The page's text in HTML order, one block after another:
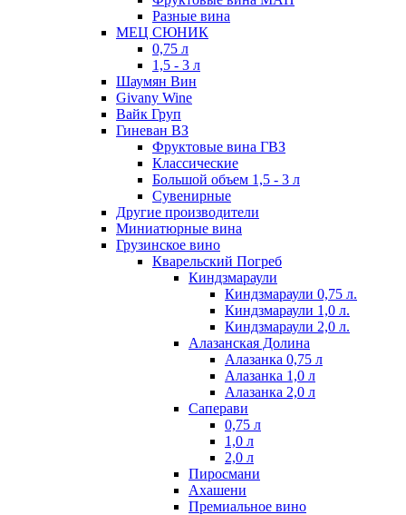
Разные вина
МЕЦ СЮНИК
0,75 л
1,5 - 3 л
Шаумян Вин
Givany Wine
Вайк Груп
Гиневан ВЗ
Фруктовые вина ГВЗ
Классические
Большой объем 1,5 - 3 л
Сувенирные
Другие производители
Миниатюрные вина
Грузинское вино
Кварельский Погреб
Киндзмараули
Киндзмараули 0,75 л.
Киндзмараули 1,0 л.
Киндзмараули 2,0 л.
Алазанская Долина
Алазанка 0,75 л
Алазанка 1,0 л
Алазанка 2,0 л
Саперави
0,75 л
1,0 л
2,0 л
Пиросмани
Ахашени
Премиальное вино